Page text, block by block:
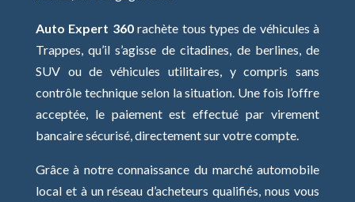
Auto Expert 360rachète tous types de véhicules à
Trappes, qu’il s’agisse de citadines, de berlines, de
SUV ou de véhicules utilitaires, y compris sans
contrôle technique selon la situation. Une fois l’offre
acceptée, le paiement est effectué par virement
bancaire sécurisé, directement sur votre compte.
Grâce à notre connaissance du marché automobile
local et à un réseau d’acheteurs qualifiés, nous vous